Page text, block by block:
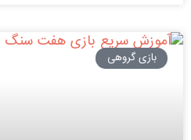
بازی گروهی